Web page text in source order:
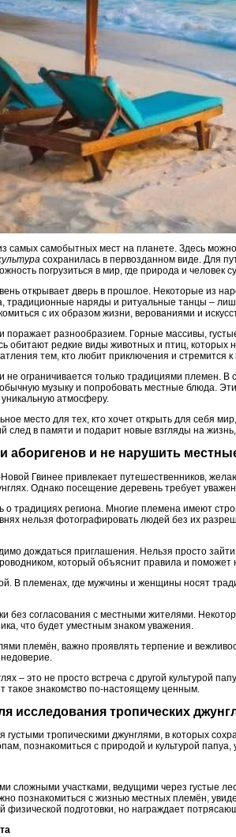
самых самобытных мест на планете. Здесь
сохранилась в первозданном виде. Для
погрузиться в мир, где природа и человек
открывает дверь в прошлое. Некоторые из
традиционные наряды и ритуальные танцы –
с их образом жизни, верованиями и
поражает разнообразием. Горные массивы,
обитают редкие виды животных и птиц, которых
тем, кто любит приключения и стремится
не ограничивается только традициями племен.
музыку и попробовать местные блюда.
атмосферу.
место для тех, кто хочет открыть для себя
след в памяти и подарит новые взгляды на
аборигенов и не нарушить
Гвинее привлекает путешественников,
Однако посещение деревень требует
о традициях региона. Многие племена имеют
нельзя фотографировать людей без их
дождаться приглашения. Нельзя просто
который объяснит правила и поможет
В племенах, где мужчины и женщины носят
без согласования с местными жителями.
что будет уместным знаком уважения.
племён, важно проявлять терпение и
– это не просто встреча с другой культурой
такое знакомство по-настоящему ценным.
исследования тропических
густыми тропическими джунглями, в которых
познакомиться с природой и культурой папуа,
сложными участками, ведущими через густые
познакомиться с жизнью местных племён,
физической подготовки, но награждает